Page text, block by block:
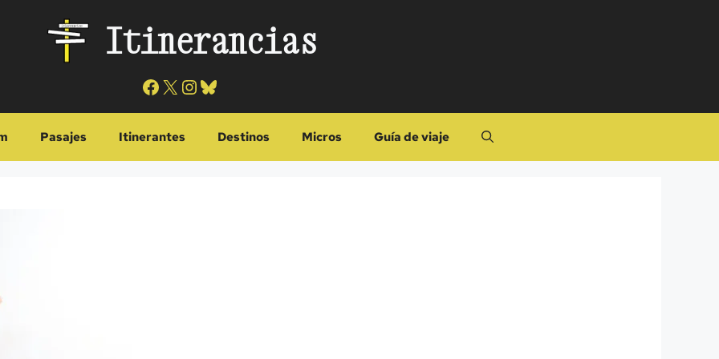
Itinerancias
Facebook
X Instagram
Bluesky
Pasajes Itinerantes Destinos Micros Guía de viaje